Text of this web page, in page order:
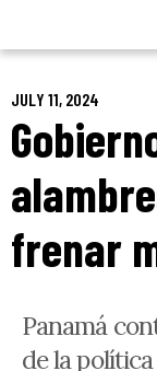
JULY 11, 2024
frenar
Panamá
de la